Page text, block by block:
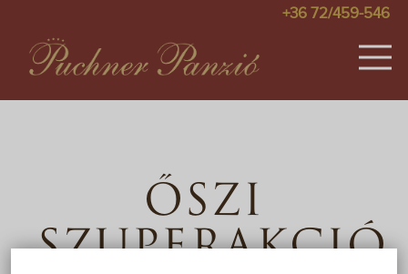
+36 72/459-546
ÁRAK
AKCIÓK
ŐSZI
SZUPERAKCIÓ